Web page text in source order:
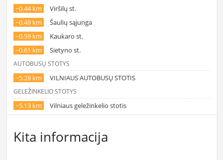
~0.44 km
Viršilų st.
~0.49 km
Šaulių sąjunga
~0.59 km
Kaukaro st.
~0.61 km
Sietyno st.
AUTOBUSŲ STOTYS
~5.28 km VILNIAUS AUTOBUSŲ STOTIS
GELEŽINKELIO STOTYS
~5.13 km Vilniaus geležinkelio stotis
Kita informacija